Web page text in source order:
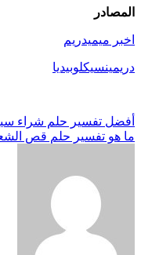
المصادر
اخبر ميميدريم
دريمينسيكلوبيديا
تصفّح
المقالات
أفضل تفسير حلم شراء
ما هو تفسير حلم قص